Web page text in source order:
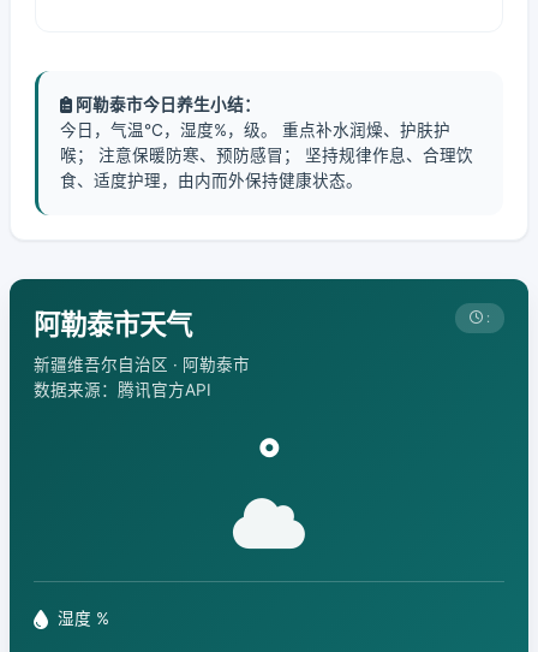
阿勒泰市今日养生小结：
今日，气温℃，湿度%，级。 重点补水润燥、护肤护
喉； 注意保暖防寒、预防感冒； 坚持规律作息、合理饮
食、适度护理，由内而外保持健康状态。
阿勒泰市天气
新疆维吾尔自治区 · 阿勒泰市
数据来源：腾讯官方API
:
°
湿度 %